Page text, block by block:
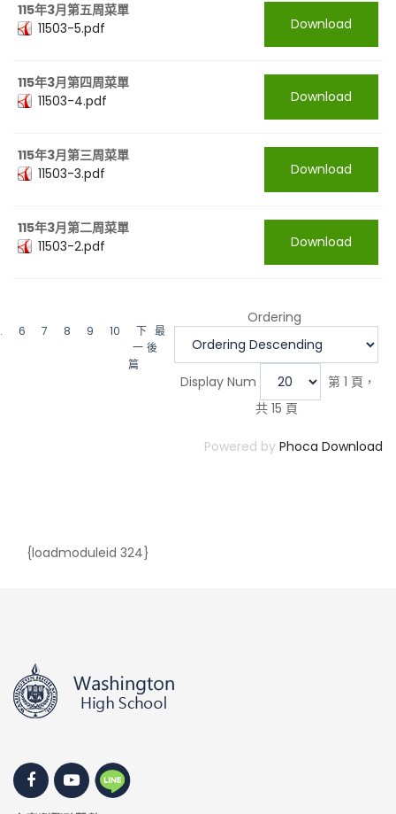
115年3月第五周菜單
11503-5.pdf
Download
115年3月第四周菜單
11503-4.pdf
Download
115年3月第三周菜單
11503-3.pdf
Download
115年3月第二周菜單
11503-2.pdf
Download
Ordering
Display Num
第 1 頁，
共 15 頁
6 7 8 9 10
下
一
篇
最
後
Powered by Phoca Download
{loadmoduleid 324}